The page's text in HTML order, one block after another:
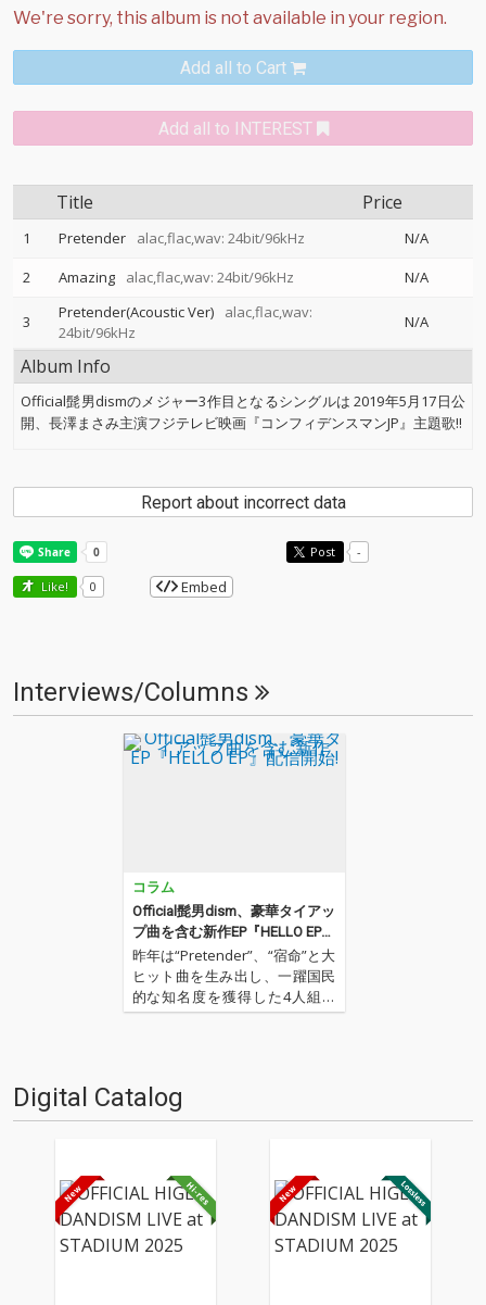
Add all to Cart
Add all to INTEREST
Title Price
1 Pretender alac,flac,wav: 24bit/96kHz
N/A
2
Amazing alac,flac,wav: 24bit/96kHz N/A
3 Pretender(Acoustic Ver)
alac,flac,wav:
24bit/96kHz
N/A
Album Info
Official髭男dismのメジャー3作目となるシングルは 2019年5月17日公
開、長澤まさみ主演フジテレビ映画『コンフィデンスマンJP』主題歌!!
Report about incorrect data
Post -
Like! 0 Embed
Interviews/Columns
コラム
Official髭男dism、豪華タイアッ
プ曲を含む新作EP『HELLO EP』
配信開始!
昨年は“Pretender”、“宿命”と大
ヒット曲を生み出し、一躍国民
的な知名度を獲得した4人組ピ
アノ・ロック・バンド、Official
ソング“HELLO”、2…
Digital Catalog